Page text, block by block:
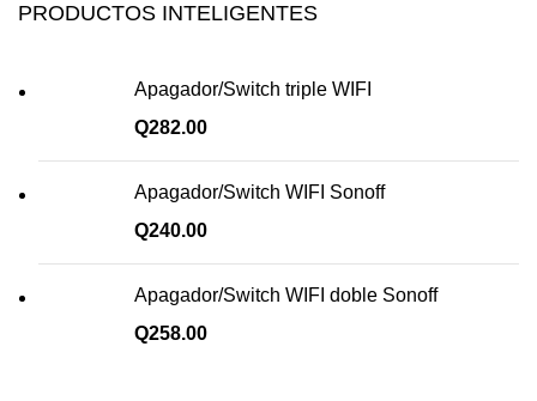
PRODUCTOS INTELIGENTES
Apagador/Switch triple WIFI
Q282.00
Apagador/Switch WIFI Sonoff
Q240.00
Apagador/Switch WIFI doble Sonoff
Q258.00